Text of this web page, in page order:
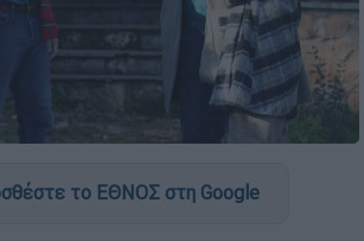
το ΕΘΝΟΣ στη Google